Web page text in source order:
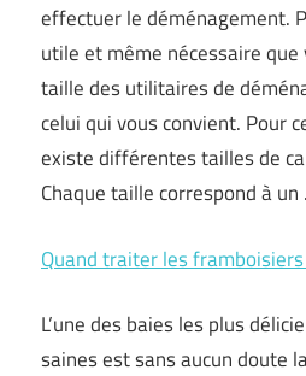
effectuer le déménagement.
utile et même nécessaire
taille des utilitaires de
celui qui vous convient. Pour
existe différentes tailles de
Chaque taille correspond à
Quand traiter les framboisiers
L’une des baies les plus
saines est sans aucun doute